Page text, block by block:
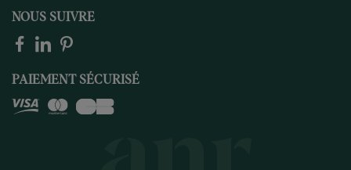
NOUS SUIVRE
PAIEMENT SÉCURISÉ